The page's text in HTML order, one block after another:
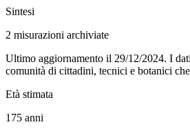
Sintesi
2 misurazioni archiviate
Ultimo aggiornamento il 29/12/2024. I
comunità di cittadini, tecnici e botanici
Età stimata
175 anni